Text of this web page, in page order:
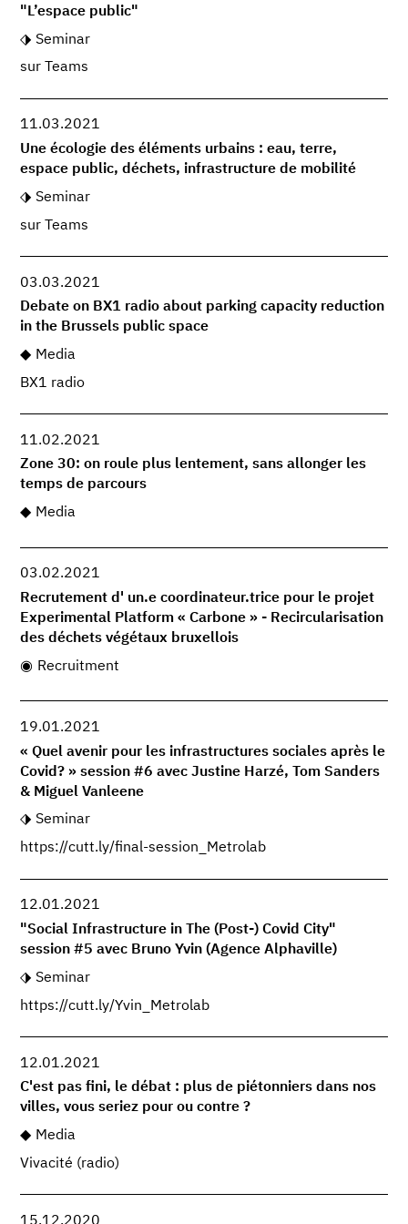
"L’espace public"
Seminar
sur Teams
11.03.2021
Une écologie des éléments urbains : eau, terre,
espace public, déchets, infrastructure de mobilité
Seminar
sur Teams
03.03.2021
Debate on BX1 radio about parking capacity reduction
in the Brussels public space
Media
BX1 radio
11.02.2021
Zone 30: on roule plus lentement, sans allonger les
temps de parcours
Media
03.02.2021
Recrutement d' un.e coordinateur.trice pour le projet
Experimental Platform « Carbone » - Recircularisation
des déchets végétaux bruxellois
Recruitment
19.01.2021
« Quel avenir pour les infrastructures sociales après le
Covid? » session #6 avec Justine Harzé, Tom Sanders
& Miguel Vanleene
Seminar
https://cutt.ly/final-session_Metrolab
12.01.2021
"Social Infrastructure in The (Post-) Covid City"
session #5 avec Bruno Yvin (Agence Alphaville)
Seminar
https://cutt.ly/Yvin_Metrolab
12.01.2021
C'est pas fini, le débat : plus de piétonniers dans nos
villes, vous seriez pour ou contre ?
Media
Vivacité (radio)
15.12.2020